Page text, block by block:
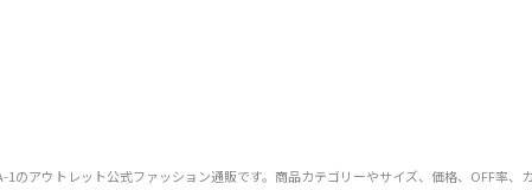
1のアウトレット公式ファッション通販です。商品カテゴリーやサイズ、価格、OFF率